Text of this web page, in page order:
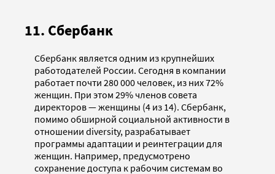
11. Сбербанк
Сбербанк является одним из крупнейших
работодателей России. Сегодня в компании
работает почти 280 000 человек, из них 72%
женщин. При этом 29% членов совета
директоров — женщины (4 из 14). Сбербанк,
помимо обширной социальной активности в
отношении diversity, разрабатывает
программы адаптации и реинтеграции для
женщин. Например, предусмотрено
сохранение доступа к рабочим системам во